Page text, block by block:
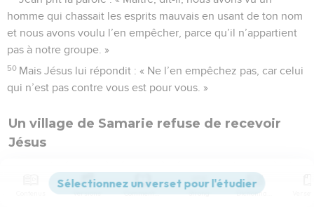
homme qui chassait les esprits mauvais en usant de ton nom
et nous avons voulu l’en empêcher, parce qu’il n’appartient
pas à notre groupe. »
50 Mais Jésus lui répondit : « Ne l’en empêchez pas, car celui
qui n’est pas contre vous est pour vous. »
Un village de Samarie refuse de recevoir
Jésus
au ciel, il décida fermement de se rendre à Jérusalem.
Versions Commentaires Strong